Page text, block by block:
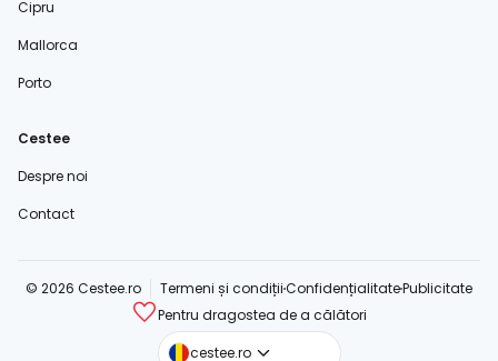
Cipru
Mallorca
Porto
Cestee
Despre noi
Contact
© 2026 Cestee.ro Termeni și condițiiConfidențialitatePublicitate
Pentru dragostea de a călători
cestee.ro
cestee.com